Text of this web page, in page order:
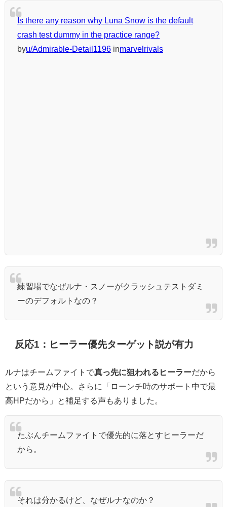
Is there any reason why Luna Snow is the default
crash test dummy in the practice range?
byu/Admirable-Detail1196 inmarvelrivals
練習場でなぜルナ・スノーがクラッシュテストダミ
ーのデフォルトなの？
反応1：ヒーラー優先ターゲット説が有力
ルナはチームファイトで真っ先に狙われるヒーラーだから
という意見が中心。さらに「ローンチ時のサポート中で最
高HPだから」と補足する声もありました。
たぶんチームファイトで優先的に落とすヒーラーだ
から。
それは分かるけど、なぜルナなのか？